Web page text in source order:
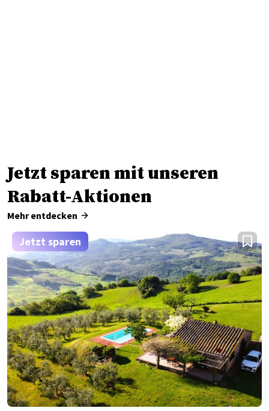
Jetzt sparen mit unseren
Rabatt-Aktionen
Mehr entdecken
Jetzt sparen